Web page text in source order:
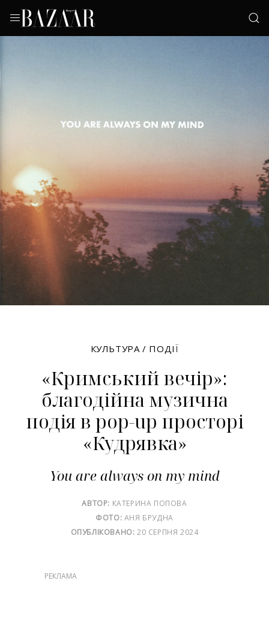
КУЛЬТУРА/ ПОДІЇ
«Кримський вечір»:
благодійна музична
подія в pop-up просторі
«Кудрявка»
You are always on my mind
АВТОР: КАТЕРИНА ПОПОВА
ФОТО: АНЯ БРУДНА
ОПУБЛІКОВАНО: 20 СЕРПНЯ 2024